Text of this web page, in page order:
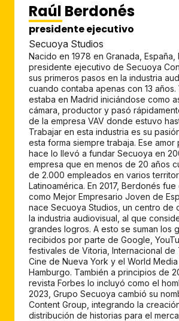
Raúl Berdonés
presidente ejecutivo
Secuoya Studios
Nacido en 1978 en Granada, España,
presidente ejecutivo de Secuoya
sus primeros pasos en la industria
cuando contaba apenas con 13 años.
estaba en Madrid iniciándose como
cámara, productor y pasó
de la empresa VAV donde estuvo
Trabajar en esta industria es su
esta forma siempre trabaja. Ese amor
hace lo llevó a fundar Secuoya en
empresa que en menos de 20 años
de 2.000 empleados en varios
Latinoamérica. En 2017, Berdonés
como Mejor Empresario Joven de
nace Secuoya Studios, un centro de
la industria audiovisual, al que
grandes logros. A esto se suman los
recibidos por parte de Google,
festivales de Vitoria, Internacional de
Cine de Nueva York y el World
Hamburgo. También a principios de
revista Forbes lo incluyó como el
2023, Grupo Secuoya cambió su
Content Group, integrando la
distribución de historias para el